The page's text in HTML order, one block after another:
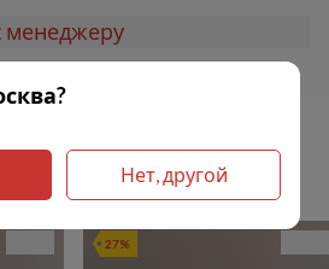
менеджеру
27%
Нет, другой